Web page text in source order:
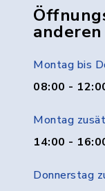
Montag bis
08:00 -
Montag
14:00 -
Donnerstag